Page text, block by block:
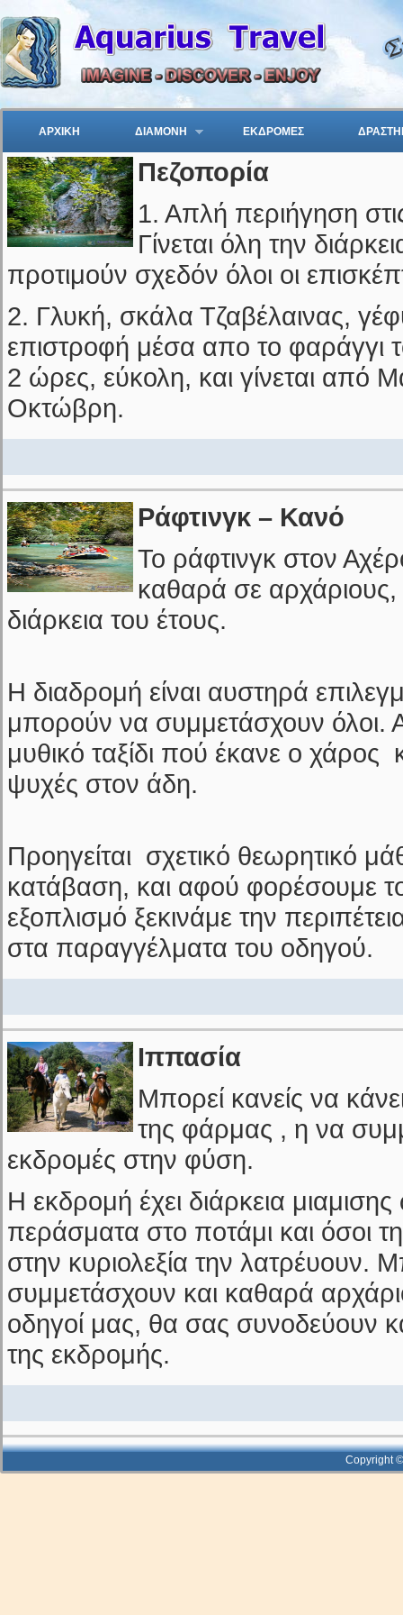
ΑΡΧΙΚΗ ΔΙΑΜΟΝΗ ΕΚΔΡΟΜΕΣ
Πεζοπορία
1. Απλή περιήγηση
Γίνεται όλη την
προτιμούν σχεδόν όλοι οι
2. Γλυκή, σκάλα Τζαβέλαινας,
επιστροφή μέσα απο το φαράγγι
2 ώρες, εύκολη, και γίνεται από
Οκτώβρη.
Ράφτινγκ – Κανό
Το ράφτινγκ στον
καθαρά σε αρχάριους,
διάρκεια του έτους.
Η διαδρομή είναι αυστηρά
μπορούν να συμμετάσχουν όλοι.
μυθικό ταξίδι πού έκανε ο χάρος
ψυχές στον άδη.
Προηγείται σχετικό θεωρητικό
κατάβαση, και αφού φορέσουμε
εξοπλισμό ξεκινάμε την
στα παραγγέλματα του οδηγού.
Ιππασία
Μπορεί κανείς να
της φάρμας , η να
εκδρομές στην φύση.
Η εκδρομή έχει διάρκεια
περάσματα στο ποτάμι και όσοι
στην κυριολεξία την λατρέυουν.
συμμετάσχουν και καθαρά
οδηγοί μας, θα σας συνοδεύουν
της εκδρομής.
Copyright